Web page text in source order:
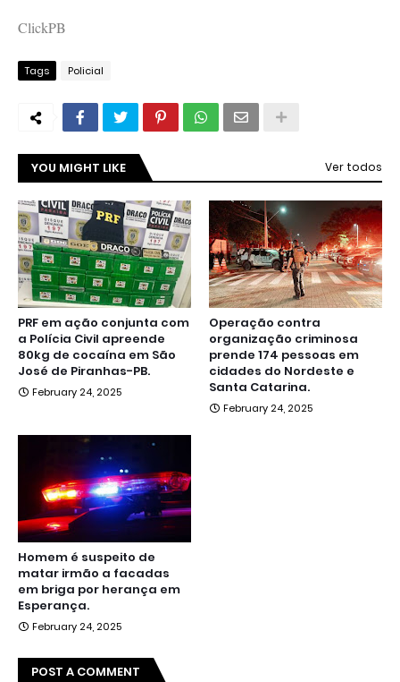
ClickPB
Tags Policial
YOU MIGHT LIKE Ver todos
PRF em ação conjunta com
a Polícia Civil apreende
80kg de cocaína em São
José de Piranhas-PB.
February 24, 2025
Operação contra
organização criminosa
prende 174 pessoas em
cidades do Nordeste e
Santa Catarina.
February 24, 2025
Homem é suspeito de
matar irmão a facadas
em briga por herança em
Esperança.
February 24, 2025
POST A COMMENT